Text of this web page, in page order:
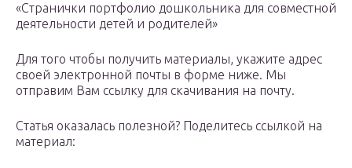
«Странички портфолио дошкольника для совместной
деятельности детей и родителей»
Для того чтобы получить материалы, укажите адрес
своей электронной почты в форме ниже. Мы
отправим Вам ссылку для скачивания на почту.
Статья оказалась полезной? Поделитесь ссылкой на
материал: